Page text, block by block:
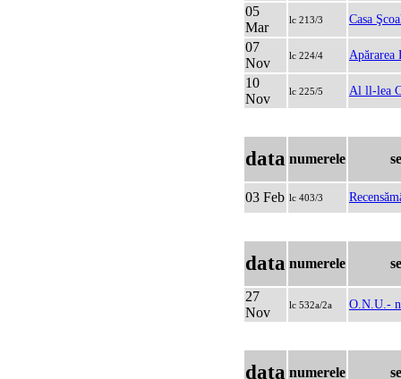
05
Mar
lc 213/3 Casa
07
Nov
lc 224/4 Apărarea
10
Nov
lc 225/5 Al ll-lea
data numerele
03 Feb lc 403/3
data numerele
27
Nov
lc 532a/2a O.N.U.-
data numerele